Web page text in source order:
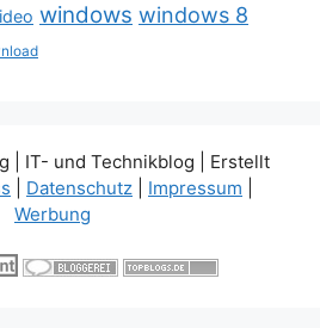
windows windows 8
| IT- und Technikblog | Erstellt
Datenschutz Impressum
Werbung